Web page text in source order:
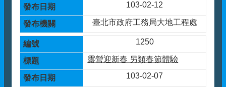
103-02-12
臺北市政府工務局大地工程處
1250
露營迎新春 另類春節體驗
103-02-07